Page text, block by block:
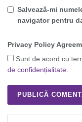
Salvează-mi
navigator pentru
Privacy Policy
Sunt de acord cu
de confidențialitate.